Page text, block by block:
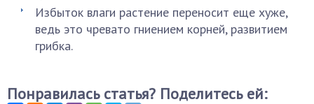
Избыток влаги растение переносит еще хуже,
ведь это чревато гниением корней, развитием
грибка.
Понравилась статья? Поделитесь ей: